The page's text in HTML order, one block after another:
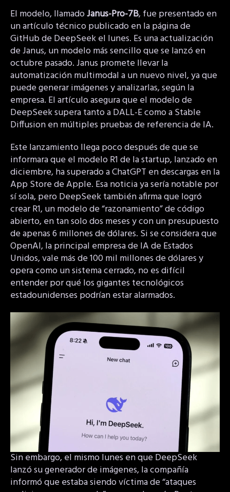
El modelo, llamadoJanus-Pro-7B, fue presentado en
un artículo técnico publicado en la página de
GitHub de DeepSeek el lunes. Es una actualización
de Janus, un modelo más sencillo que se lanzó en
octubre pasado. Janus promete llevar la
automatización multimodal a un nuevo nivel, ya que
puede generar imágenes y analizarlas, según la
empresa. El artículo asegura que el modelo de
DeepSeek supera tanto a DALL-E como a Stable
Diffusion en múltiples pruebas de referencia de IA.
Este lanzamiento llega poco después de que se
informara que el modelo R1 de la startup, lanzado en
diciembre, ha superado a ChatGPT en descargas en la
App Store de Apple. Esa noticia ya sería notable por
sí sola, pero DeepSeek también afirma que logró
crear R1, un modelo de “razonamiento” de código
abierto, en tan solo dos meses y con un presupuesto
de apenas 6 millones de dólares. Si se considera que
OpenAI, la principal empresa de IA de Estados
Unidos, vale más de 100 mil millones de dólares y
opera como un sistema cerrado, no es difícil
entender por qué los gigantes tecnológicos
estadounidenses podrían estar alarmados.
Sin embargo, el mismo lunes en que DeepSeek
lanzó su generador de imágenes, la compañía
informó que estaba siendo víctima de “ataques